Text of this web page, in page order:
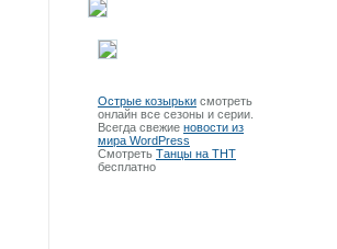
Острые козырьки смотреть
онлайн все сезоны и серии.
Всегда свежие новости из
мира WordPress
Смотреть Танцы на ТНТ
бесплатно